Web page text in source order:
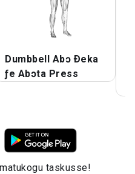
Dumbbell Abɔ Ðeka
ƒe Abɔta Press
taskusse!